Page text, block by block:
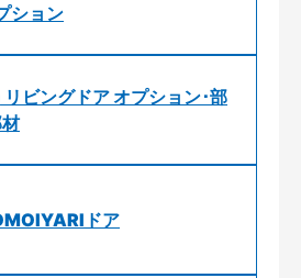
ション
ビングドア オプション･部
ドア